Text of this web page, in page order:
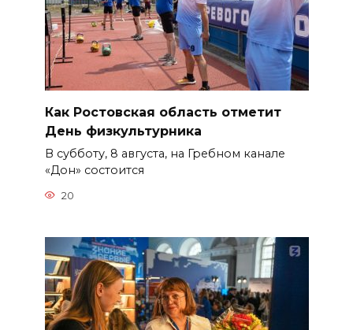
Как Ростовская область отметит
День физкультурника
В субботу, 8 августа, на Гребном канале
«Дон» состоится
20